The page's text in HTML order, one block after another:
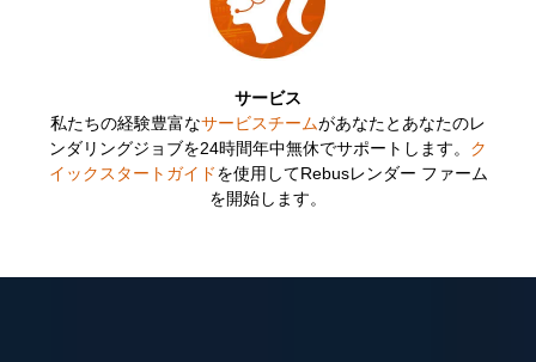
無
サービス
私たちの経験豊富なサービスチームがあなたとあなたのレ
ンダリングジョブを24時間年中無休でサポートします。 ク
イックスタートガイドを使用してRebusレンダー ファーム
を開始します。